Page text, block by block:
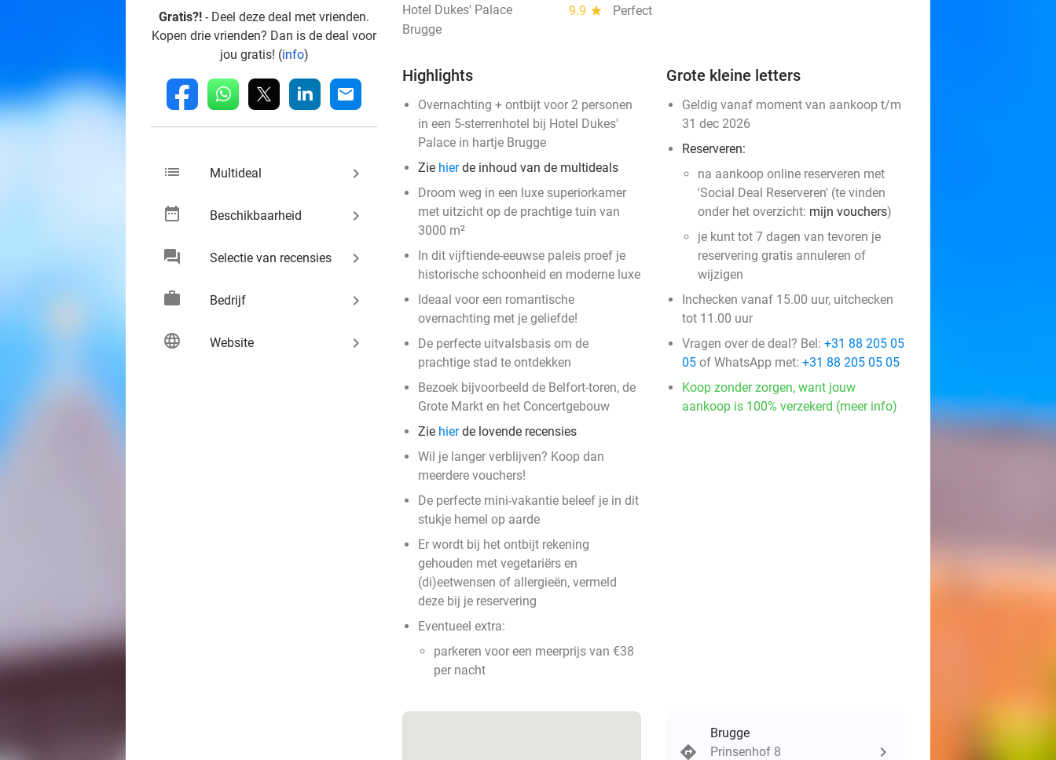
Gratis?! - Deel deze deal met vrienden.
Kopen drie vrienden? Dan is de deal voor
jou gratis! (info)
fb whatsapp linkedin mail
list Multideal keyboard_arrow_right
date_range Beschikbaarheid keyboard_arrow_right
chat Selectie van recensies keyboard_arrow_right
work Bedrijf keyboard_arrow_right
language Website keyboard_arrow_right
Hotel Dukes' Palace 9.9 star
Perfect
Brugge
Highlights
Overnachting + ontbijt voor 2 personen
in een 5-sterrenhotel bij Hotel Dukes'
Palace in hartje Brugge
Zie hierde inhoud van de multideals
Droom weg in een luxe superiorkamer
met uitzicht op de prachtige tuin van
3000 m²
In dit vijftiende-eeuwse paleis proef je
historische schoonheid en moderne luxe
Ideaal voor een romantische
overnachting met je geliefde!
De perfecte uitvalsbasis om de
prachtige stad te ontdekken
Bezoek bijvoorbeeld de Belfort-toren, de
Grote Markt en het Concertgebouw
Zie hierde lovende recensies
Wil je langer verblijven? Koop dan
meerdere vouchers!
De perfecte mini-vakantie beleef je in dit
stukje hemel op aarde
Er wordt bij het ontbijt rekening
gehouden met vegetariërs en
(di)eetwensen of allergieën, vermeld
deze bij je reservering
Eventueel extra:
parkeren voor een meerprijs van €38
per nacht
Grote kleine letters
Geldig vanaf moment van aankoop t/m
31 dec 2026
Reserveren:
na aankoop online reserveren met
'Social Deal Reserveren' (te vinden
onder het overzicht: mijn vouchers)
je kunt tot 7 dagen van tevoren je
reservering gratis annuleren of
wijzigen
Inchecken vanaf 15.00 uur, uitchecken
tot 11.00 uur
Vragen over de deal? Bel: +31 88 205 05
05 of WhatsApp met: +31 88 205 05 05
Koop zonder zorgen, want jouw
aankoop is 100% verzekerd (meer info)
Brugge
Prinsenhof 8